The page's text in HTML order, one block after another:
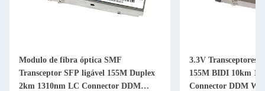
Modulo de fibra óptica SMF
Transceptor SFP ligável 155M Duplex
2km 1310nm LC Connector DDM
3.3V Transceptores
155M BIDI 10km
Connector DDM